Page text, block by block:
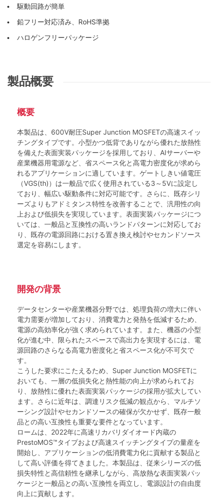
駆動回路が簡単
鉛フリー対応済み、RoHS準拠
ハロゲンフリーパッケージ
製品概要
概要
本製品は、600V耐圧Super Junction MOSFETの高速スイッ
チングタイプです。小型かつ低背でありながら優れた放熱性
を備えた表面実装パッケージを採用しており、AIサーバーや
産業機器用電源など、省スペース化と高電力密度化が求めら
れるアプリケーションに適しています。ゲートしきい値電圧
（VGS(th)）は一般品で広く使用されている3～5Vに設定し
ており、幅広い駆動条件に対応可能です。さらに、既存シリ
ーズよりもアドミタンス特性を改善することで、汎用性の向
上および低損失を実現しています。表面実装パッケージにつ
いては、一般品と互換性の高いランドパターンに対応してお
り、既存の電源回路における置き換え検討やセカンドソース
選定を容易にします。
開発の背景
データセンターや産業機器分野では、処理負荷の増大に伴い
電力需要が増加しており、消費電力と発熱を低減するため、
電源の高効率化が強く求められています。また、機器の小型
化が進む中、限られたスペースで高出力を実現するには、電
源回路のさらなる高電力密度化と省スペース化が不可欠で
す。
こうした要求にこたえるため、Super Junction MOSFETに
おいても、一層の低損失化と熱性能の向上が求められてお
り、放熱性に優れた表面実装パッケージの採用が拡大してい
ます。さらに近年は、調達リスク低減の観点から、マルチソ
ーシング設計やセカンドソースの確保が欠かせず、既存一般
品との高い互換性も重要な要件となっています。
ロームは、2022年に高速リカバリダイオード内蔵の
PrestoMOS™タイプおよび高速スイッチングタイプの量産を
開始し、アプリケーションの低消費電力化に貢献する製品と
して高い評価を得てきました。本製品は、従来シリーズの低
損失特性と高信頼性を継承しながら、高放熱な表面実装パッ
ケージと一般品との高い互換性を両立し、電源設計の自由度
向上に貢献します。